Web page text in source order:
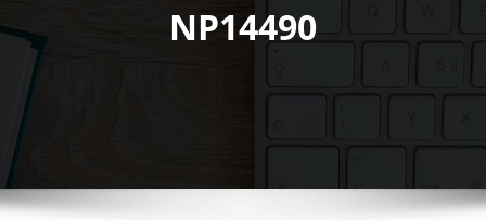
NP14490